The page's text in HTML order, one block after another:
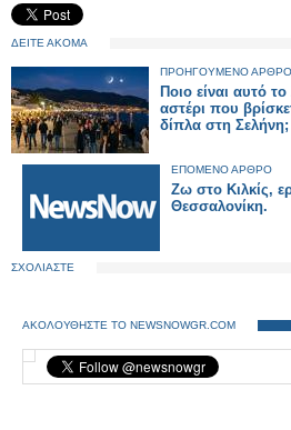
ΔΕΙΤΕ ΑΚΟΜΑ
ΠΡΟΗΓΟΥΜΕΝΟ ΑΡΘΡΟ
Ποιο είναι αυτό
αστέρι που
δίπλα στη Σελήνη;
ΕΠΟΜΕΝΟ ΑΡΘΡΟ
Ζω στο Κιλκίς,
Θεσσαλονίκη.
ΣΧΟΛΙΑΣΤΕ
ΑΚΟΛΟΥΘΗΣΤΕ ΤΟ NEWSNOWGR.COM